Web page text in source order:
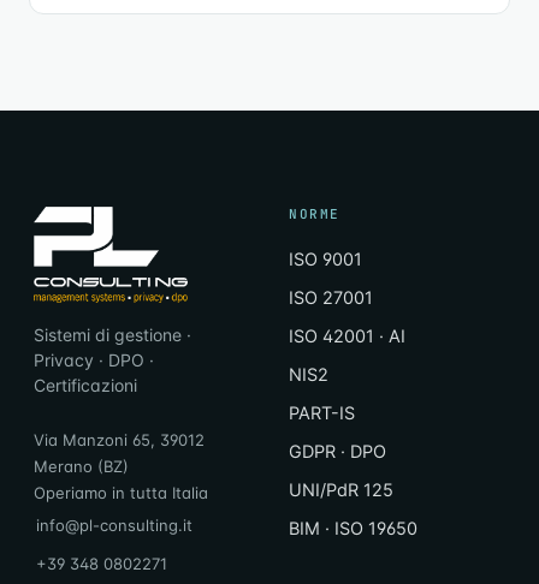
Sistemi di gestione ·
Privacy · DPO ·
Certificazioni
Via Manzoni 65, 39012
Merano (BZ)
Operiamo in tutta Italia
info@pl-consulting.it
+39 348 0802271
NORME
ISO 9001
ISO 27001
ISO 42001 · AI
NIS2
PART-IS
GDPR · DPO
UNI/PdR 125
BIM · ISO 19650